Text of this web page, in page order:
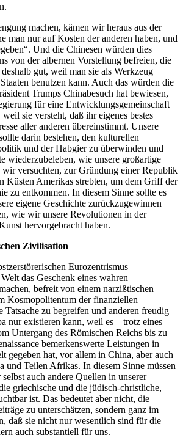
machen, kämen wir heraus aus der
man nur auf Kosten der anderen haben, und
Und die Chinesen würden dies
von der albernen Vorstellung befreien, die
gut, weil man sie als Werkzeug
benutzen kann. Auch das würden die
Trumps Chinabesuch hat bewiesen,
für eine Entwicklungsgemeinschaft
sie versteht, daß ihr eigenes bestes
aller anderen übereinstimmt. Unsere
darin bestehen, den kulturellen
und der Habgier zu überwinden und
wiederzubeleben, wie unsere großartige
wir versuchten, zur Gründung einer Republik
Küsten Amerikas strebten, um dem Griff der
zu entkommen. In diesem Sinne sollte es
eigene Geschichte zurückzugewinnen
wie wir unsere Revolutionen in der
hervorgebracht haben.
Zivilisation
Eurozentrismus
das Geschenk eines wahren
befreit von einem narzißtischen
Kosmopolitentum der finanziellen
Tatsache zu begreifen und anderen freudig
nur existieren kann, weil es – trotz eines
Untergang des Römischen Reichs bis zu
bemerkenswerte Leistungen in
gegeben hat, vor allem in China, aber auch
und Teilen Afrikas. In diesem Sinne müssen
auch andere Quellen in unserer
griechische und die jüdisch-christliche,
ist. Das bedeutet aber nicht, die
zu unterschätzen, sondern ganz im
daß sie nicht nur wesentlich sind für die
auch substantiell für uns.